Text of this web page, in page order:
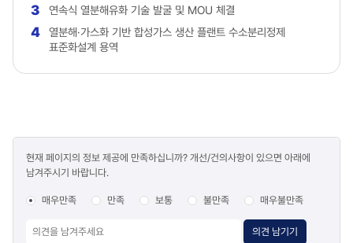
3 연속식 열분해유화 기술 발굴 및 MOU 체결
4
열분해·가스화 기반 합성가스 생산 플랜트 수소분리정제
표준화설계 용역
만족도
조사
현재 페이지의 정보 제공에 만족하십니까? 개선/건의사항이 있으면 아래에
남겨주시기 바랍니다.
매우만족 만족 보통 불만족 매우불만족
의견 남기기